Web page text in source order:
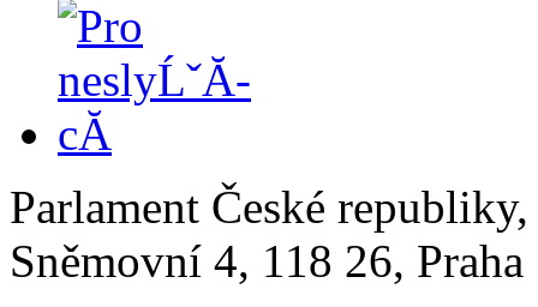
Parlament České
Sněmovní 4, 118 26,